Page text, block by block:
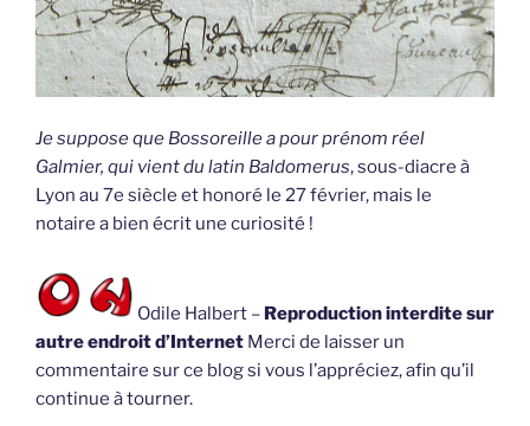
Je suppose que Bossoreille a pour prénom réel
Galmier, qui vient du latin Baldomerus, sous-diacre à
Lyon au 7e siècle et honoré le 27 février, mais le
notaire a bien écrit une curiosité !
Odile Halbert – Reproduction interdite sur
autre endroit d’Internet Merci de laisser un
commentaire sur ce blog si vous l’appréciez, afin qu’il
continue à tourner.